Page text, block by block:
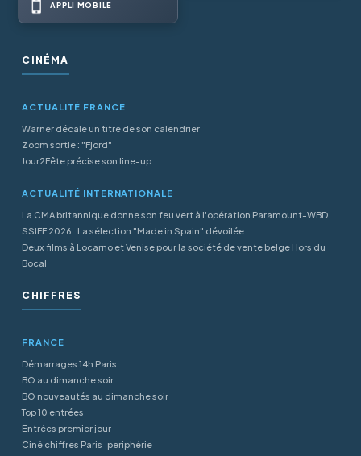
APPLI MOBILE
CINÉMA
ACTUALITÉ FRANCE
Warner décale un titre de son calendrier
Zoom sortie : "Fjord"
Jour2Fête précise son line-up
ACTUALITÉ INTERNATIONALE
La CMA britannique donne son feu vert à l'opération Paramount-WBD
SSIFF 2026 : La sélection "Made in Spain" dévoilée
Deux films à Locarno et Venise pour la société de vente belge Hors du
Bocal
CHIFFRES
FRANCE
Démarrages 14h Paris
BO au dimanche soir
BO nouveautés au dimanche soir
Top 10 entrées
Entrées premier jour
Ciné chiffres Paris-periphérie